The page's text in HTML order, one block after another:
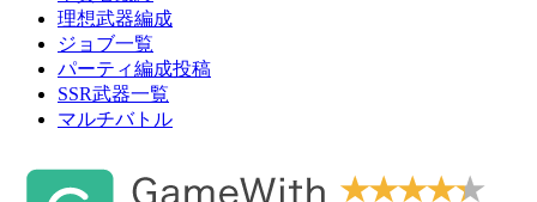
理想武器編成
ジョブ一覧
パーティ編成投稿
SSR武器一覧
マルチバトル